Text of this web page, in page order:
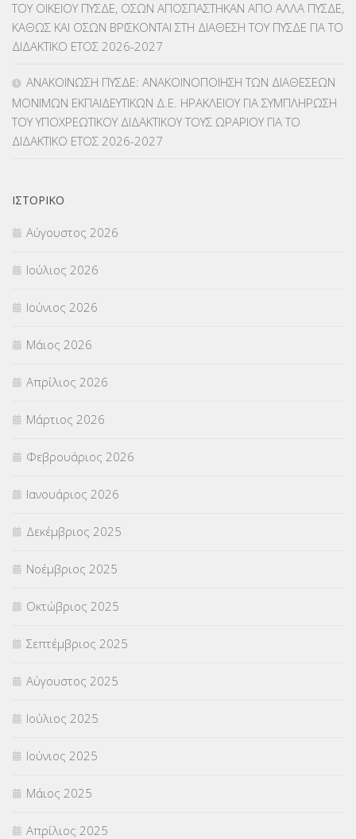
ΜΕΤΑΘΕΣΕΙΣ-ΤΟΠΟΘΕΤΗΣΕΙΣ ΒΕΛΤΙΩΣΕΙΣ(319)
ΜΕΤΑΦΟΡΑ ΜΑΘΗΤΩΝ(3)
ΝΟΜΟΘΕΣΙΑ(66)
ΤΟΥ ΟΙΚΕΙΟΥ ΠΥΣΔΕ, ΟΣΩΝ ΑΠΟΣΠΑΣΤΗΚΑΝ ΑΠΟ ΑΛΛΑ ΠΥΣΔΕ,
ΚΑΘΩΣ ΚΑΙ ΟΣΩΝ ΒΡΙΣΚΟΝΤΑΙ ΣΤΗ ΔΙΑΘΕΣΗ ΤΟΥ ΠΥΣΔΕ ΓΙΑ ΤΟ
ΔΙΔΑΚΤΙΚΟ ΕΤΟΣ 2026-2027
ΑΝΑΚΟΙΝΩΣΗ ΠΥΣΔΕ: ΑΝΑΚΟΙΝΟΠΟΙΗΣΗ ΤΩΝ ΔΙΑΘΕΣΕΩΝ
ΜΟΝΙΜΩΝ ΕΚΠΑΙΔΕΥΤΙΚΩΝ Δ.Ε. ΗΡΑΚΛΕΙΟΥ ΓΙΑ ΣΥΜΠΛΗΡΩΣΗ
ΤΟΥ ΥΠΟΧΡΕΩΤΙΚΟΥ ΔΙΔΑΚΤΙΚΟΥ ΤΟΥΣ ΩΡΑΡΙΟΥ ΓΙΑ ΤΟ
ΔΙΔΑΚΤΙΚΟ ΕΤΟΣ 2026-2027
ΙΣΤΟΡΙΚΌ
Αύγουστος 2026
Ιούλιος 2026
Ιούνιος 2026
Μάιος 2026
Απρίλιος 2026
Μάρτιος 2026
Φεβρουάριος 2026
Ιανουάριος 2026
Δεκέμβριος 2025
Νοέμβριος 2025
Οκτώβριος 2025
Σεπτέμβριος 2025
Αύγουστος 2025
Ιούλιος 2025
Ιούνιος 2025
Μάιος 2025
Απρίλιος 2025